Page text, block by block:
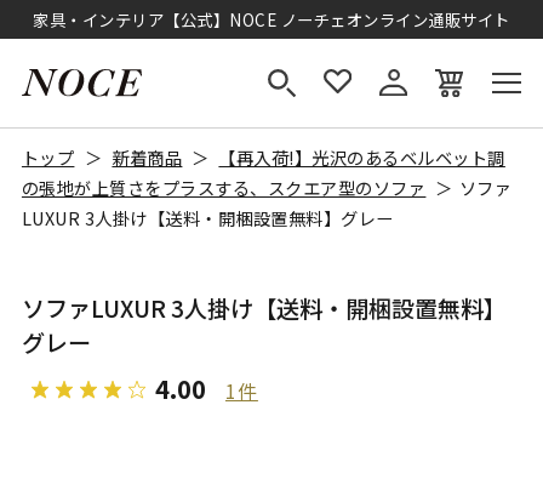
家具・インテリア【公式】NOCE ノーチェオンライン通販サイト
トップ 新着商品
【再入荷!】光沢のあるベルベット調
の張地が上質さをプラスする、スクエア型のソファ
ソファ
LUXUR 3人掛け【送料・開梱設置無料】グレー
ソファLUXUR 3人掛け【送料・開梱設置無料】
グレー
4.00 1件